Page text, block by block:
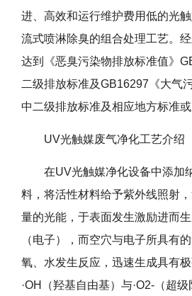
进、高效和运行维护费用低的光
流式喷淋除臭的组合处理工艺。
达到《恶臭污染物排放标准值》
二级排放标准及GB16297《大气
中二级排放标准及相应地方标准或
UV光触媒废气净化工艺介绍
在UV光触媒净化设备中添加
料，将活性材料给予紫外线照射
量的光能，于表面发生激励进而
（电子），而空穴与电子所具有
氧、水发生反应，迅速生成具有
·OH（羟基自由基）与·O2-（超